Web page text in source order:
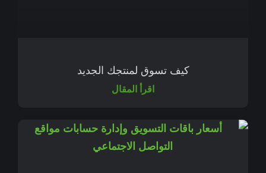
كيف تسوق لمنتجك الجديد
اقرأ المقال